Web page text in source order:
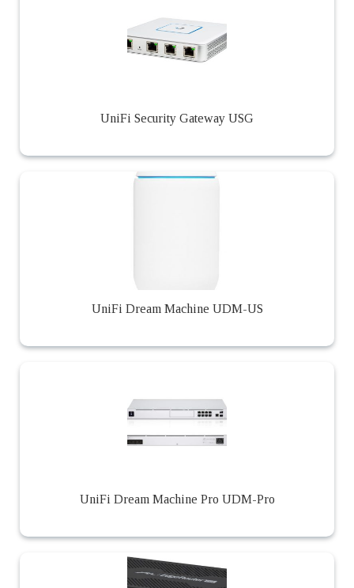
UniFi Security Gateway USG
UniFi Dream Machine UDM-US
UniFi Dream Machine Pro UDM-Pro